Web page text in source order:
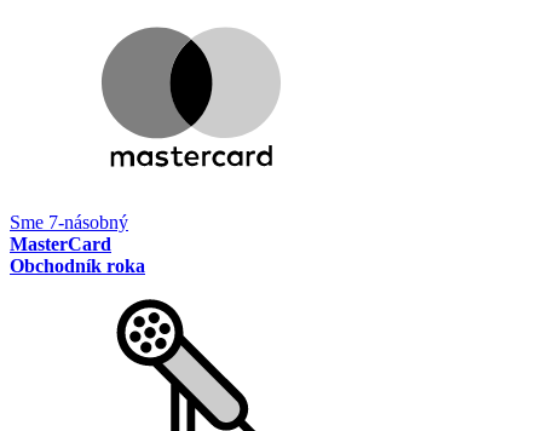
Sme 7-násobný
MasterCard
Obchodník roka